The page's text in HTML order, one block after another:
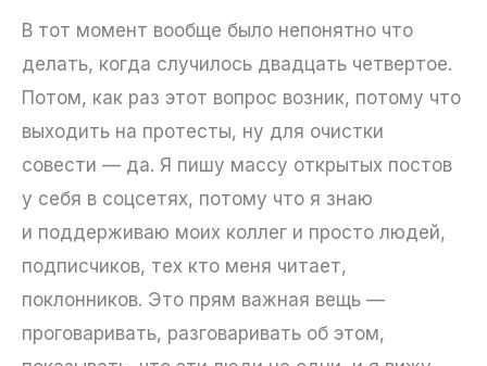
В тот момент вообще было непонятно что
делать, когда случилось двадцать четвертое.
Потом, как раз этот вопрос возник, потому что
выходить на протесты, ну для очистки
совести — да. Я пишу массу открытых постов
у себя в соцсетях, потому что я знаю
и поддерживаю моих коллег и просто людей,
подписчиков, тех кто меня читает,
поклонников. Это прям важная вещь —
проговаривать, разговаривать об этом,